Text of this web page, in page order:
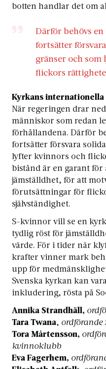
botten handlar det om
Därför behövs
fortsätter
gränser och
flickors
Kyrkans internationella
När regeringen drar
människor som redan
förhållandena. Därför
fortsätter försvara
lyfter kvinnors och
bistånd är en garant
jämställdhet, för att
förutsättningar för
självständighet.
S-kvinnor vill se en
tydlig röst för
värde. För i tider när
krafter vinner mark
upp för
Svenska kyrkan kan
inkludering, rösta på
Annika Strandhäll,
Tara Twana, ordförande
Tora Mårtensson,
kvinnoklubb
Eva Fagerhem,